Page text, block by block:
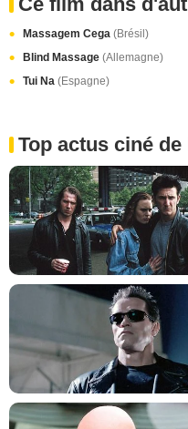
Massagem Cega (Brésil)
Blind Massage (Allemagne)
Tui Na (Espagne)
Top actus ciné